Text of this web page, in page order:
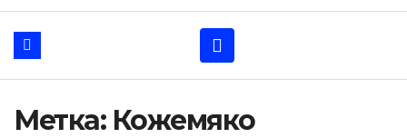
Метка: Кожемяко